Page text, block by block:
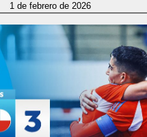
1 de febrero de 2026